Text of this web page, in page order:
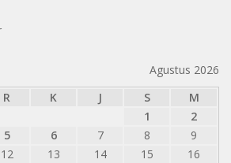
Agustus 2026
R K J S
M
1
2
5 6 7 8
9
12 13 14 15
16